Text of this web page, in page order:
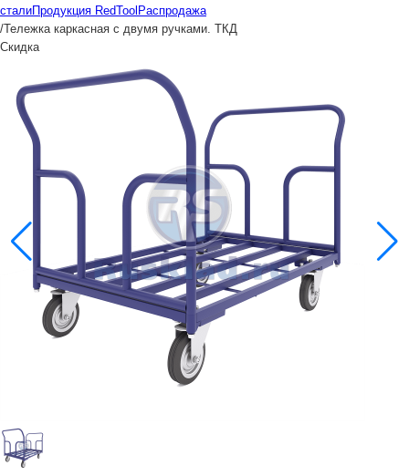
сталиПродукция RedTool Распродажа
/Тележка каркасная с двумя ручками. ТКД
Скидка